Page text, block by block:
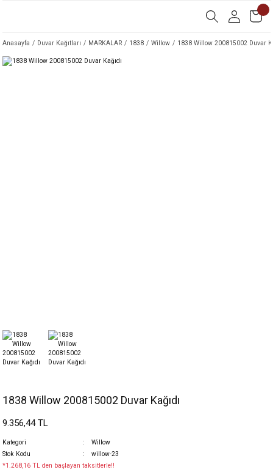
Anasayfa Duvar Kağıtları MARKALAR 1838 Willow 1838 Willow 200815002 Duvar
1838 Willow 200815002 Duvar Kağıdı
9.356,44 TL
Kategori
Willow
Stok Kodu
willow-23
*1.268,16 TL den başlayan taksitlerle!!